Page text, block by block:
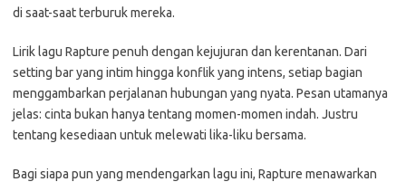
di saat-saat terburuk mereka.
Lirik lagu Rapture penuh dengan kejujuran dan kerentanan. Dari
setting bar yang intim hingga konflik yang intens, setiap bagian
menggambarkan perjalanan hubungan yang nyata. Pesan utamanya
jelas: cinta bukan hanya tentang momen-momen indah. Justru
tentang kesediaan untuk melewati lika-liku bersama.
Bagi siapa pun yang mendengarkan lagu ini, Rapture menawarkan